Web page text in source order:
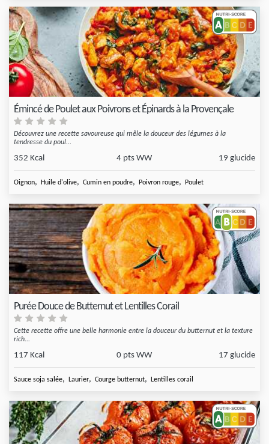
Émincé de Poulet aux Poivrons et Épinards à la Provençale
Découvrez une recette savoureuse qui mêle la douceur des légumes à la
tendresse du poul...
352 Kcal 4 pts WW 19 glucide
Oignon, Huile d'olive, Cumin en poudre, Poivron rouge, Poulet
Purée Douce de Butternut et Lentilles Corail
Cette recette offre une belle harmonie entre la douceur du butternut et la texture
rich...
117 Kcal 0 pts WW 17 glucide
Sauce soja salée, Laurier, Courge butternut, Lentilles corail